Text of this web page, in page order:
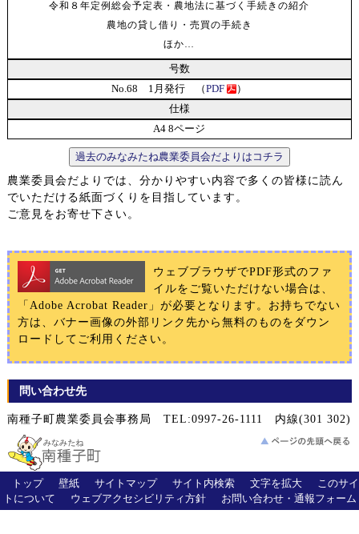
令和８年定例総会予定表・農地法に基づく手続きの紹介
農地の貸し借り・売買の手続き
ほか…
号数
No.68 1月発行 （PDF
）
仕様
A4 8ページ
過去のみなみたね農業委員会だよりはコチラ
農業委員会だよりでは、分かりやすい内容で多くの皆様に読ん
でいただける紙面づくりを目指しています。
ご意見をお寄せ下さい。
ウェブブラウザでPDF形式のファ
イルをご覧いただけない場合は、
「Adobe Acrobat Reader」が必要となります。お持ちでない
方は、バナー画像の外部リンク先から無料のものをダウン
ロードしてご利用ください。
問い合わせ先
南種子町農業委員会事務局 TEL:0997-26-1111 内線(301 302)
トップ 壁紙 サイトマップ サイト内検索 文字を拡大
このサイ
トについて
ウェブアクセシビリティ方針 お問い合わせ・通報フォーム